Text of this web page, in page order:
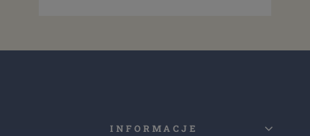
INFORMACJE